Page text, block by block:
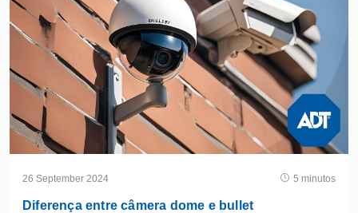
26 September 2024 5 minutos
Diferença entre câmera dome e bullet